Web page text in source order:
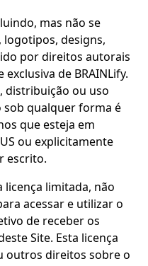
mas não se
designs,
por direitos autorais
de BRAINLify.
distribuição ou uso
qualquer forma é
que esteja em
ou explicitamente
escrito.
licença limitada, não
acessar e utilizar o
de receber os
Site. Esta licença
outros direitos sobre o